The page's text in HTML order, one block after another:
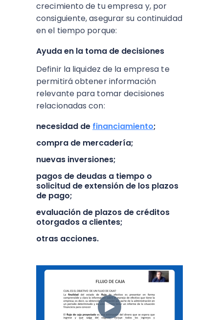
crecimiento de tu empresa y, por
consiguiente, asegurar su continuidad
en el tiempo porque:
Ayuda en la toma de decisiones
Definir la liquidez de la empresa te
permitirá obtener información
relevante para tomar decisiones
relacionadas con:
necesidad de financiamiento;
compra de mercadería;
nuevas inversiones;
pagos de deudas a tiempo o
solicitud de extensión de los plazos
de pago;
evaluación de plazos de créditos
otorgados a clientes;
otras acciones.